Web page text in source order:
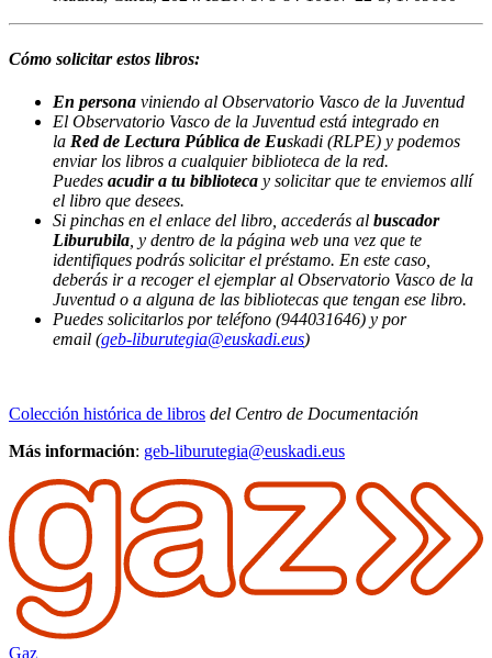
Cómo solicitar estos libros:
En persona viniendo al Observatorio Vasco de la Juventud
El Observatorio Vasco de la Juventud está integrado en
la Red de Lectura Pública de Euskadi (RLPE) y podemos
enviar los libros a cualquier biblioteca de la red.
Puedes acudir a tu biblioteca y solicitar que te enviemos allí
el libro que desees.
Si pinchas en el enlace del libro, accederás al buscador
Liburubila , y dentro de la página web una vez que te
identifiques podrás solicitar el préstamo. En este caso,
deberás ir a recoger el ejemplar al Observatorio Vasco de la
Juventud o a alguna de las bibliotecas que tengan ese libro.
Puedes solicitarlos por teléfono (944031646) y por
email (geb-liburutegia@euskadi.eus)
Colección histórica de libros del Centro de Documentación
Más información: geb-liburutegia@euskadi.eus
Gaz